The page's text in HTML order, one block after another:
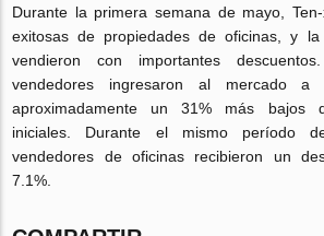
Durante la primera semana de mayo,
exitosas de propiedades de oficinas, y
vendieron con importantes
vendedores ingresaron al mercado a
aproximadamente un 31% más bajos
iniciales. Durante el mismo período
vendedores de oficinas recibieron un
7.1%.